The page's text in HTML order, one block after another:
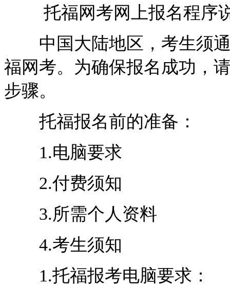
托福网考网上报名程序
中国大陆地区，考生须通
福网考。为确保报名成功，
步骤。
托福报名前的准备：
1.电脑要求
2.付费须知
3.所需个人资料
4.考生须知
1.托福报考电脑要求：